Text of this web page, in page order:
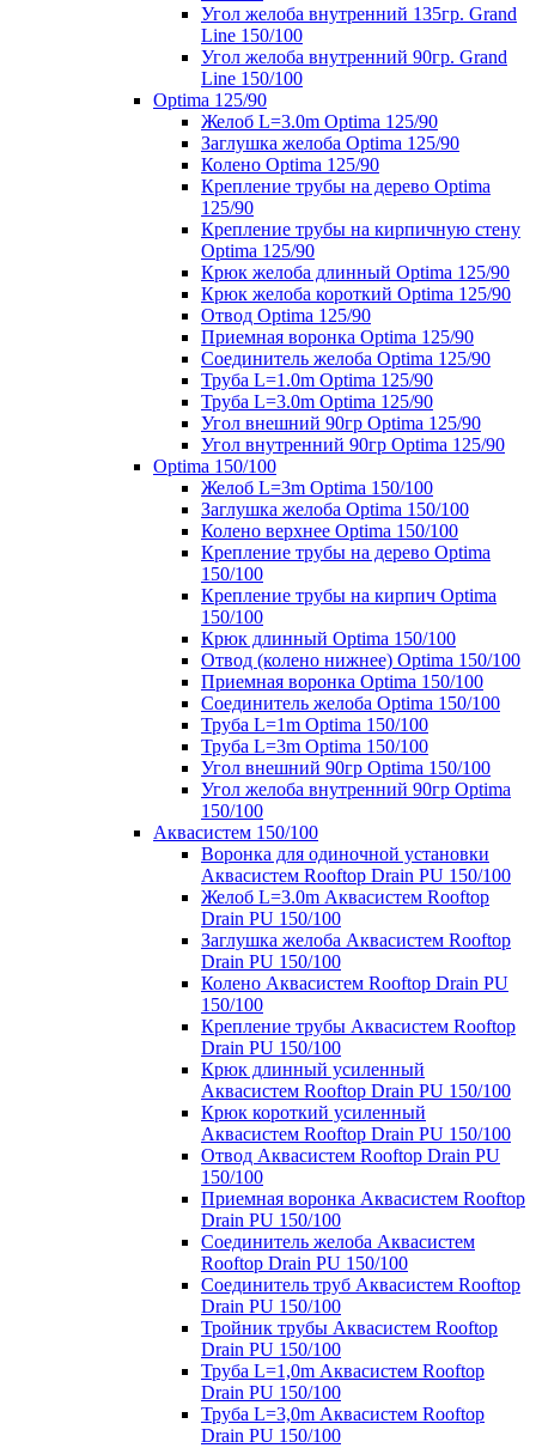
Угол желоба внутренний 135гр. Grand
Line 150/100
Угол желоба внутренний 90гр. Grand
Line 150/100
Optima 125/90
Желоб L=3.0m Optima 125/90
Заглушка желоба Optima 125/90
Колено Optima 125/90
Крепление трубы на дерево Optima
125/90
Крепление трубы на кирпичную стену
Optima 125/90
Крюк желоба длинный Optima 125/90
Крюк желоба короткий Optima 125/90
Отвод Optima 125/90
Приемная воронка Optima 125/90
Соединитель желоба Optima 125/90
Труба L=1.0m Optima 125/90
Труба L=3.0m Optima 125/90
Угол внешний 90гр Optima 125/90
Угол внутренний 90гр Optima 125/90
Optima 150/100
Желоб L=3m Optima 150/100
Заглушка желоба Optima 150/100
Колено верхнее Optima 150/100
Крепление трубы на дерево Optima
150/100
Крепление трубы на кирпич Optima
150/100
Крюк длинный Optima 150/100
Отвод (колено нижнее) Optima 150/100
Приемная воронка Optima 150/100
Соединитель желоба Optima 150/100
Труба L=1m Optima 150/100
Труба L=3m Optima 150/100
Угол внешний 90гр Optima 150/100
Угол желоба внутренний 90гр Optima
150/100
Аквасистем 150/100
Воронка для одиночной установки
Аквасистем Rooftop Drain PU 150/100
Желоб L=3.0m Аквасистем Rooftop
Drain PU 150/100
Заглушка желоба Аквасистем Rooftop
Drain PU 150/100
Колено Аквасистем Rooftop Drain PU
150/100
Крепление трубы Аквасистем Rooftop
Drain PU 150/100
Крюк длинный усиленный
Аквасистем Rooftop Drain PU 150/100
Крюк короткий усиленный
Аквасистем Rooftop Drain PU 150/100
Отвод Аквасистем Rooftop Drain PU
150/100
Приемная воронка Аквасистем Rooftop
Drain PU 150/100
Соединитель желоба Аквасистем
Rooftop Drain PU 150/100
Соединитель труб Аквасистем Rooftop
Drain PU 150/100
Тройник трубы Аквасистем Rooftop
Drain PU 150/100
Труба L=1,0m Аквасистем Rooftop
Drain PU 150/100
Труба L=3,0m Аквасистем Rooftop
Drain PU 150/100